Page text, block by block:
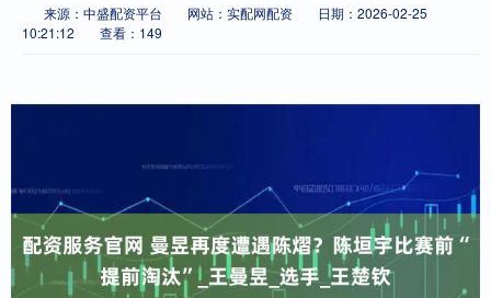
来源：中盛配资平台 网站：实配网配资
日期：2026-02-25
10:21:12
查看：149